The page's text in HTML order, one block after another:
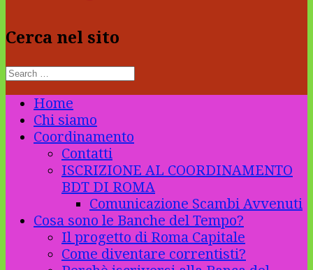
Cerca nel sito
Home
Chi siamo
Coordinamento
Contatti
ISCRIZIONE AL COORDINAMENTO
BDT DI ROMA
Comunicazione Scambi Avvenuti
Cosa sono le Banche del Tempo?
Il progetto di Roma Capitale
Come diventare correntisti?